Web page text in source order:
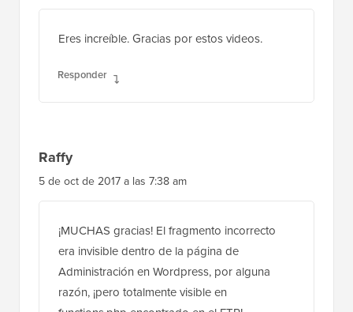
Eres increíble. Gracias por estos videos.
Responder
Raffy
5 de oct de 2017 a las 7:38 am
¡MUCHAS gracias! El fragmento incorrecto
era invisible dentro de la página de
Administración en Wordpress, por alguna
razón, ¡pero totalmente visible en